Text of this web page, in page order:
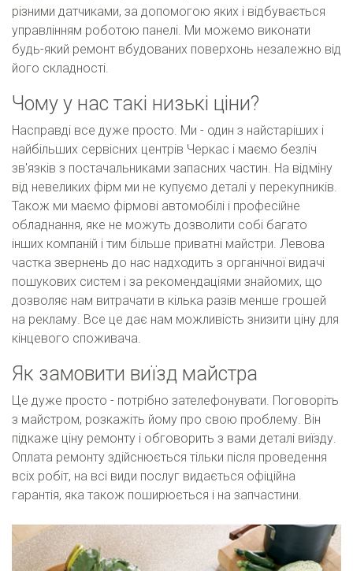
різними датчиками, за допомогою яких і відбувається
управлінням роботою панелі. Ми можемо виконати
будь-який ремонт вбудованих поверхонь незалежно від
його складності.
Чому у нас такі низькі ціни?
Насправді все дуже просто. Ми - один з найстаріших і
найбільших сервісних центрів Черкас і маємо безліч
зв'язків з постачальниками запасних частин. На відміну
від невеликих фірм ми не купуємо деталі у перекупників.
Також ми маємо фірмові автомобілі і професійне
обладнання, яке не можуть дозволити собі багато
інших компаній і тим більше приватні майстри. Левова
частка звернень до нас надходить з органічної видачі
пошукових систем і за рекомендаціями знайомих, що
дозволяє нам витрачати в кілька разів менше грошей
на рекламу. Все це дає нам можливість знизити ціну для
кінцевого споживача.
Як замовити виїзд майстра
Це дуже просто - потрібно зателефонувати. Поговоріть
з майстром, розкажіть йому про свою проблему. Він
підкаже ціну ремонту і обговорить з вами деталі виїзду.
Оплата ремонту здійснюється тільки після проведення
всіх робіт, на всі види послуг видається офіційна
гарантія, яка також поширюється і на запчастини.